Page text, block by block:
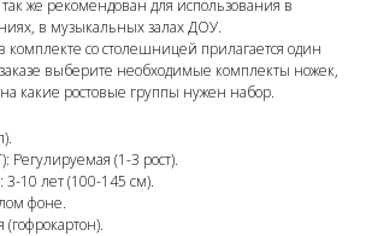
же рекомендован для использования в
в музыкальных залах ДОУ.
комплекте со столешницей прилагается один
выберите необходимые комплекты ножек,
на какие ростовые группы нужен набор.
Регулируемая (1-3 рост).
3-10 лет (100-145 см).
фоне.
(гофрокартон).